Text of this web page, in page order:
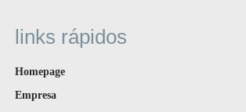
links rápidos
Homepage
Empresa